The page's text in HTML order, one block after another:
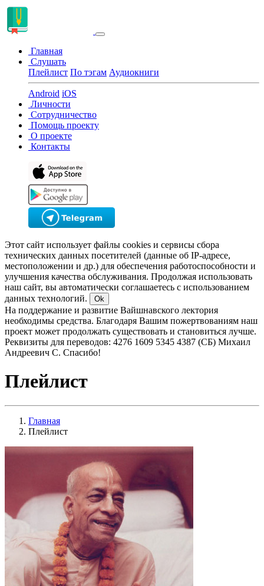
Главная
Слушать
Плейлист По тэгам Аудиокниги
Android iOS
Личности
Сотрудничество
Помощь проекту
О проекте
Контакты
Этот сайт использует файлы cookies и сервисы сбора
технических данных посетителей (данные об IP-адресе,
местоположении и др.) для обеспечения работоспособности и
улучшения качества обслуживания. Продолжая использовать
наш сайт, вы автоматически соглашаетесь с использованием
данных технологий.
Ok
На поддержание и развитие Вайшнавского лектория
необходимы средства. Благодаря Вашим пожертвованиям наш
проект может продолжать существовать и становиться лучше.
Реквизиты для переводов: 4276 1609 5345 4387 (СБ) Михаил
Андреевич С. Спасибо!
Плейлист
Главная
Плейлист